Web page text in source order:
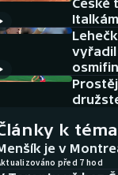
Aplikace ČT
AZ kvíz
České
vyřadil
k
je v
před 7 hod